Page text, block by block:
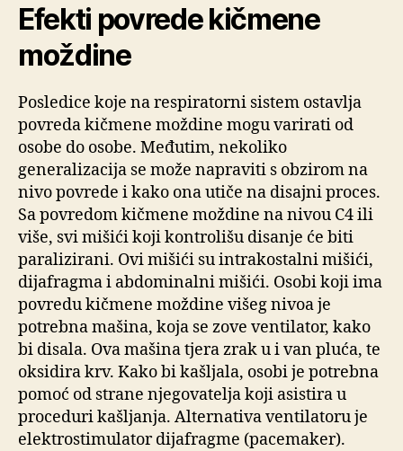
Efekti povrede kičmene
moždine
Posledice koje na respiratorni sistem ostavlja
povreda kičmene moždine mogu varirati od
osobe do osobe. Međutim, nekoliko
generalizacija se može napraviti s obzirom na
nivo povrede i kako ona utiče na disajni proces.
Sa povredom kičmene moždine na nivou C4 ili
više, svi mišići koji kontrolišu disanje će biti
paralizirani. Ovi mišići su intrakostalni mišići,
dijafragma i abdominalni mišići. Osobi koji ima
povredu kičmene moždine višeg nivoa je
potrebna mašina, koja se zove ventilator, kako
bi disala. Ova mašina tjera zrak u i van pluća, te
oksidira krv. Kako bi kašljala, osobi je potrebna
pomoć od strane njegovatelja koji asistira u
proceduri kašljanja. Alternativa ventilatoru je
elektrostimulator dijafragme (pacemaker).